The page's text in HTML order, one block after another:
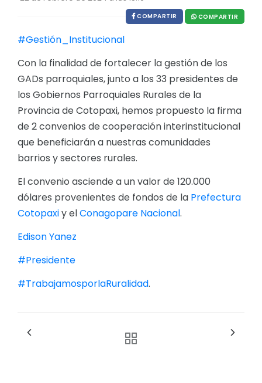
EJECUCIÓN PRESUPUESTARIA
Información Presupuestaria
Procesos de contratación
SOPORTE INSTITUCIONAL
Registro oficiales de creación parroquiales
COMPARTIR COMPARTIR
#Gestión_Institucional
Con la finalidad de fortalecer la gestión de los
GADs parroquiales, junto a los 33 presidentes de
los Gobiernos Parroquiales Rurales de la
Provincia de Cotopaxi, hemos propuesto la firma
de 2 convenios de cooperación interinstitucional
que beneficiarán a nuestras comunidades
barrios y sectores rurales.
El convenio asciende a un valor de 120.000
dólares provenientes de fondos de la Prefectura
Cotopaxiy elConagopare Nacional.
Edison Yanez
#Presidente
#TrabajamosporlaRuralidad.